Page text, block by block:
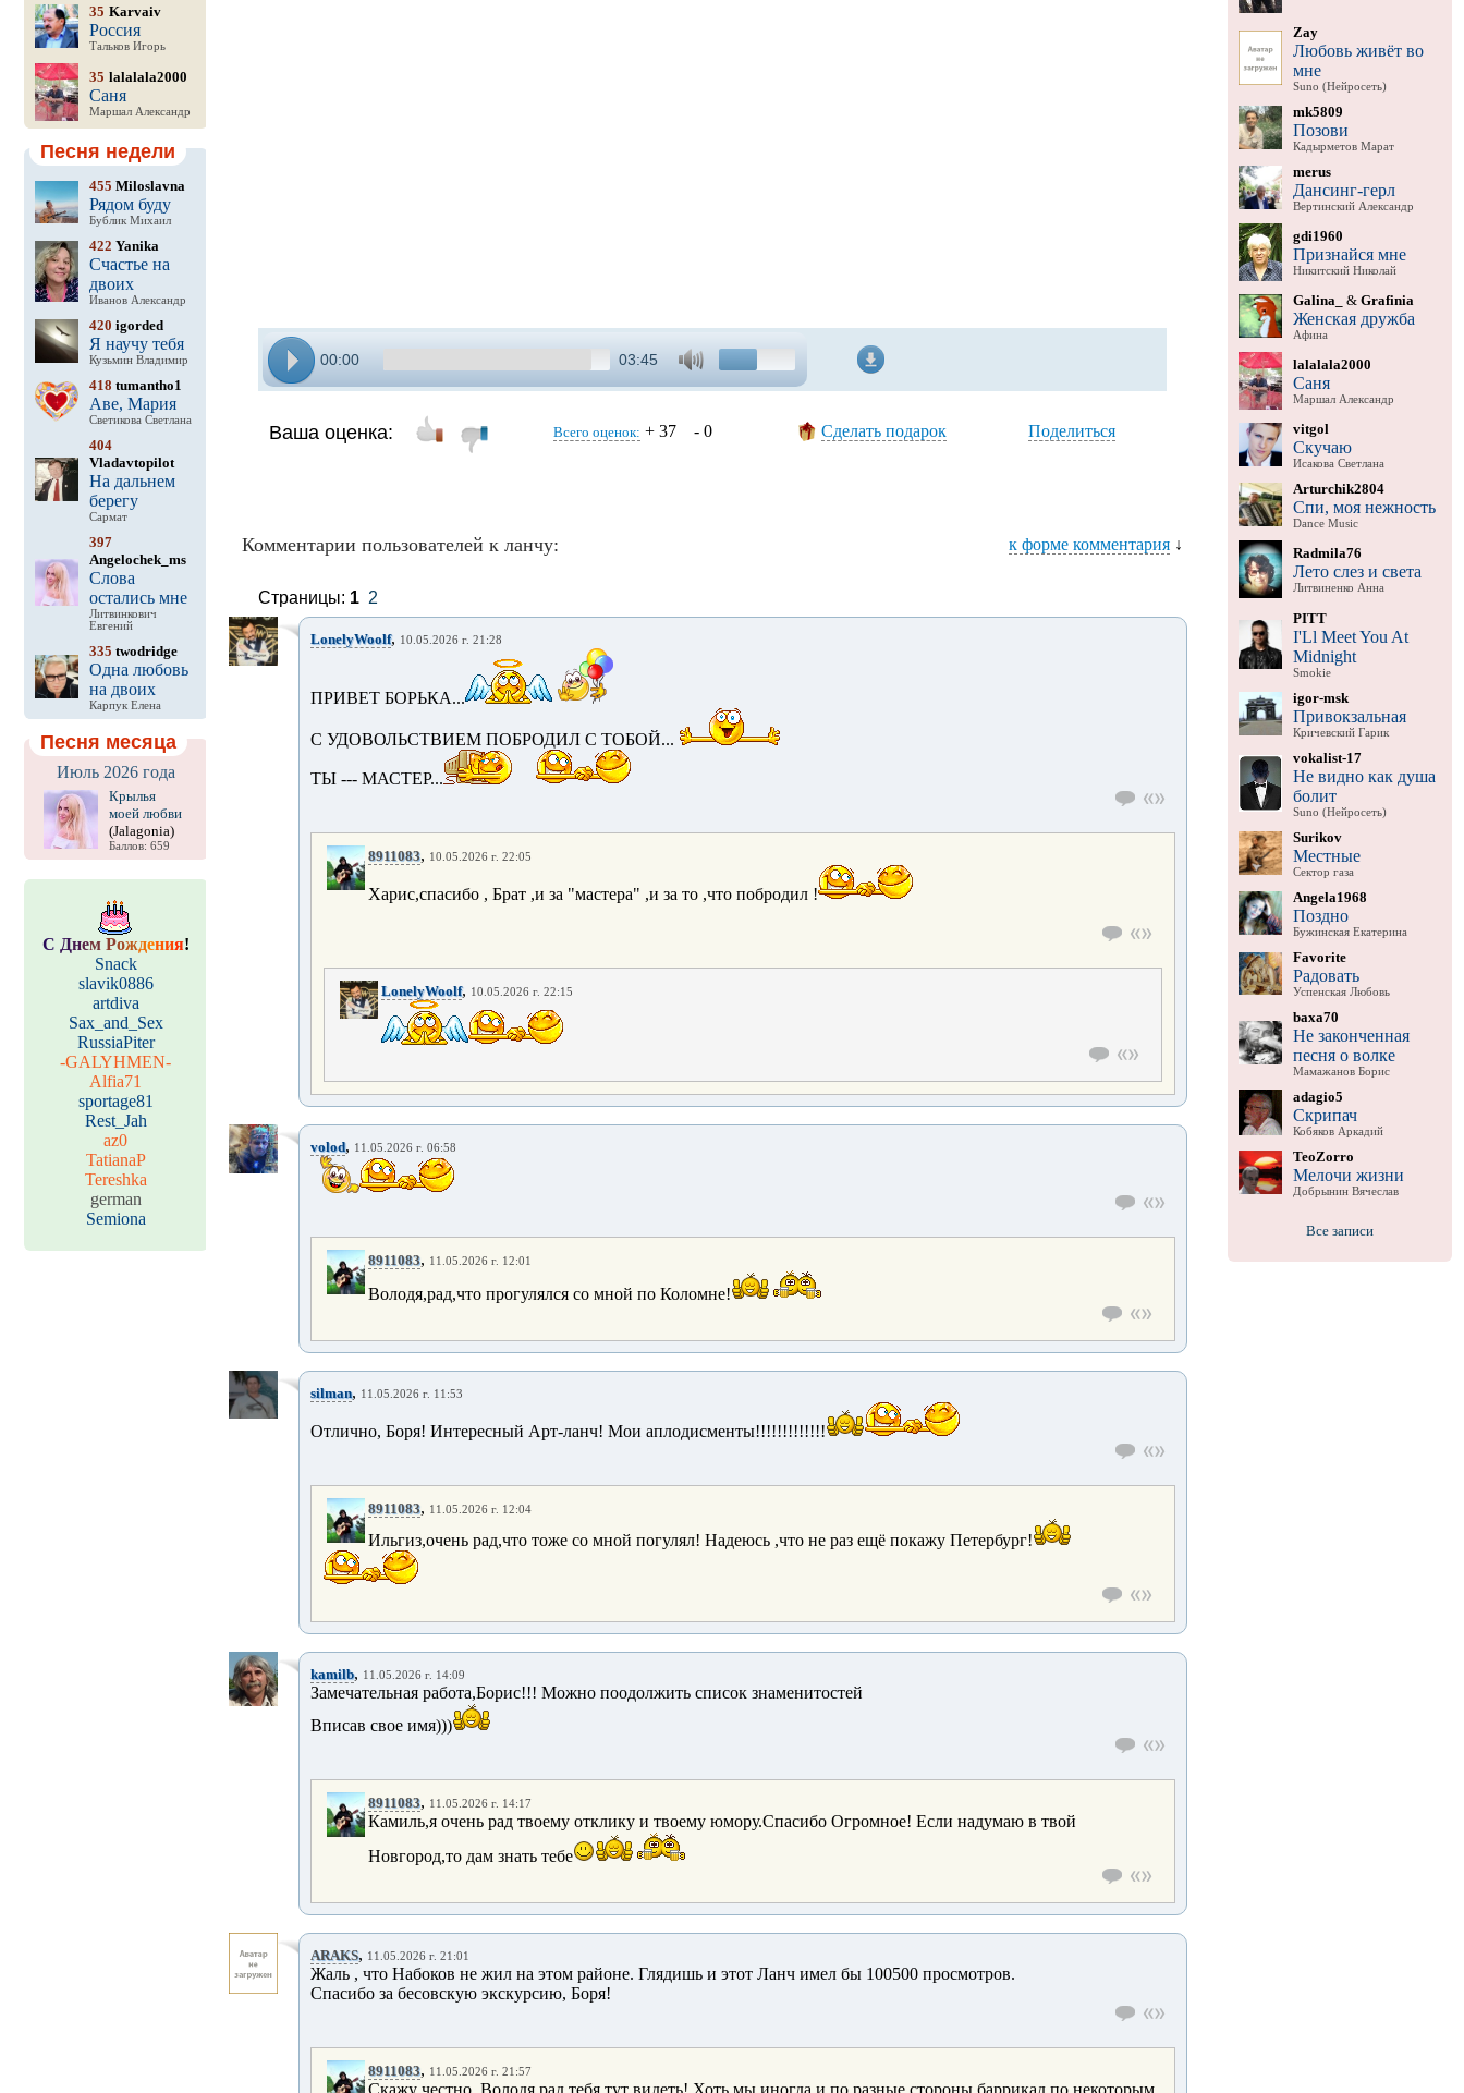
35 Karvaiv
Россия
Тальков Игорь
35 lalalala2000
Саня
Маршал Александр
Песня недели
455 Miloslavna
Рядом буду
Бублик Михаил
422 Yanika
Счастье на
двоих
Иванов Александр
420 igorded
Я научу тебя
Кузьмин Владимир
418 tumantho1
Аве, Мария
Светикова Светлана
404
Vladavtopilot
На дальнем
берегу
Сармат
397
Angelochek_ms
Слова
остались мне
Литвинкович
Евгений
335 twodridge
Одна любовь
на двоих
Карпук Елена
Песня месяца
Июль 2026 года
Крылья
моей любви
(Jalagonia)
Баллов: 659
С Днем Рождения!
Snack
slavik0886
artdiva
Sax_and_Sex
RussiaPiter
-GALYHMEN-
Alfia71
sportage81
Rest_Jah
az0
TatianaP
Tereshka
german
Semiona
00:00 03:45
Ваша оценка: Всего оценок: + 37 - 0 Сделать подарок Поделиться
Комментарии пользователей к ланчу: к форме комментария↓
Страницы: 1 2
LonelyWoolf, 10.05.2026 г. 21:28
ПРИВЕТ БОРЬКА...
С УДОВОЛЬСТВИЕМ ПОБРОДИЛ С ТОБОЙ...
ТЫ --- МАСТЕР...
8911083, 10.05.2026 г. 22:05
Харис,спасибо , Брат ,и за "мастера" ,и за то ,что побродил !
LonelyWoolf, 10.05.2026 г. 22:15
volod, 11.05.2026 г. 06:58
8911083, 11.05.2026 г. 12:01
Володя,рад,что прогулялся со мной по Коломне!
silman, 11.05.2026 г. 11:53
Отлично, Боря! Интересный Арт-ланч! Мои аплодисменты!!!!!!!!!!!!!
8911083, 11.05.2026 г. 12:04
Ильгиз,очень рад,что тоже со мной погулял! Надеюсь ,что не раз ещё покажу Петербург!
kamilb, 11.05.2026 г. 14:09
Замечательная работа,Борис!!! Можно поодолжить список знаменитостей
Вписав свое имя)))
8911083, 11.05.2026 г. 14:17
Камиль,я очень рад твоему отклику и твоему юмору.Спасибо Огромное! Если надумаю в твой
Новгород,то дам знать тебе
ARAKS, 11.05.2026 г. 21:01
Жаль , что Набоков не жил на этом районе. Глядишь и этот Ланч имел бы 100500 просмотров.
Спасибо за бесовскую экскурсию, Боря!
8911083, 11.05.2026 г. 21:57
Скажу честно, Володя,рад тебя тут видеть! Хоть мы иногда и по разные стороны баррикад по некоторым
Zay
Любовь живёт во
мне
Suno (Нейросеть)
mk5809
Позови
Кадырметов Марат
merus
Дансинг-герл
Вертинский Александр
gdi1960
Признайся мне
Никитский Николай
Galina_ & Grafinia
Женская дружба
Афина
lalalala2000
Саня
Маршал Александр
vitgol
Скучаю
Исакова Светлана
Arturchik2804
Спи, моя нежность
Dance Music
Radmila76
Лето слез и света
Литвиненко Анна
PITT
I'Ll Meet You At
Midnight
Smokie
igor-msk
Привокзальная
Кричевский Гарик
vokalist-17
Не видно как душа
болит
Suno (Нейросеть)
Surikov
Местные
Сектор газа
Angela1968
Поздно
Бужинская Екатерина
Favorite
Радовать
Успенская Любовь
baxa70
Не законченная
песня о волке
Мамажанов Борис
adagio5
Скрипач
Кобяков Аркадий
TeoZorro
Мелочи жизни
Добрынин Вячеслав
Все записи